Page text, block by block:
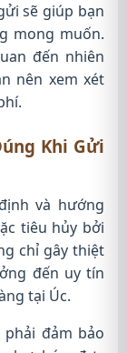
sẽ giúp bạn
mong muốn.
đến nhiên
nên xem xét
Khi Gửi
và hướng
tiêu hủy bởi
chỉ gây thiệt
đến uy tín
tại Úc.
đảm bảo